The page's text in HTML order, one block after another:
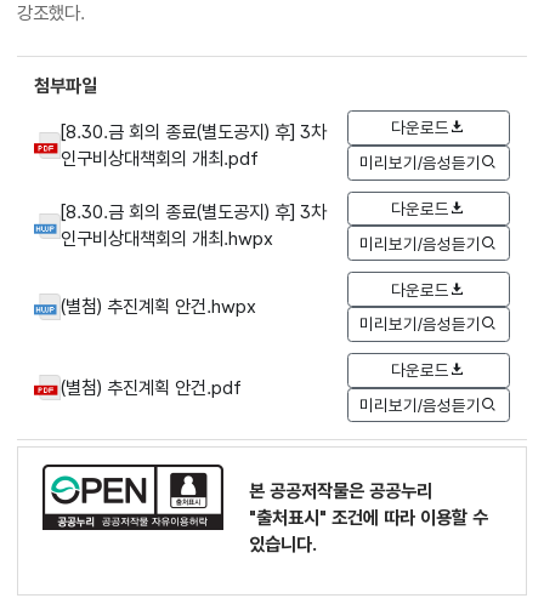
강조했다.
첨부파일
[8.30.금 회의 종료(별도공지) 후] 3차
인구비상대책회의 개최.pdf
다운로드
미리보기/음성듣기
[8.30.금 회의 종료(별도공지) 후] 3차
인구비상대책회의 개최.hwpx
다운로드
미리보기/음성듣기
(별첨) 추진계획 안건.hwpx
다운로드
미리보기/음성듣기
(별첨) 추진계획 안건.pdf
다운로드
미리보기/음성듣기
본 공공저작물은 공공누리
"출처표시" 조건에 따라 이용할 수
있습니다.